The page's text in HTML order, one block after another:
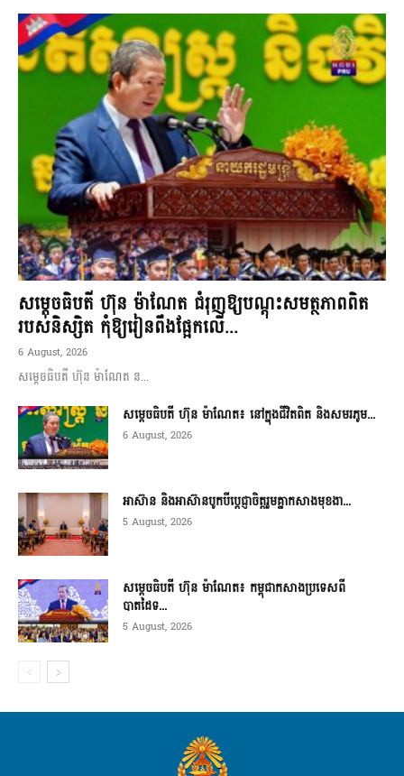
សម្តេចធិបតី ហ៊ុន ម៉ាណែត ជំរុញឱ្យបណ្តុះសមត្ថភាពពិត
របស់និស្សិត កុំឱ្យរៀនពឹងផ្អែកលើ...
6 August, 2026
សម្តេចធិបតី ហ៊ុន ម៉ាណែត ន...
សម្តេចធិបតី ហ៊ុន ម៉ាណែត៖ នៅក្នុងជីវិតពិត និងសមរភូម...
6 August, 2026
អាស៊ាន និងអាស៊ានបូកបីប្តេជ្ញាចិត្តរួមគ្នាកសាងមុខងា...
5 August, 2026
សម្ដេចធិបតី ហ៊ុន ម៉ាណែត៖ កម្ពុជាកសាងប្រទេសពី
បាតដៃទ...
5 August, 2026